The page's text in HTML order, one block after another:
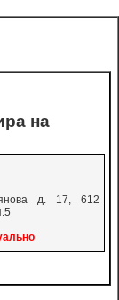
на
д. 17, 612